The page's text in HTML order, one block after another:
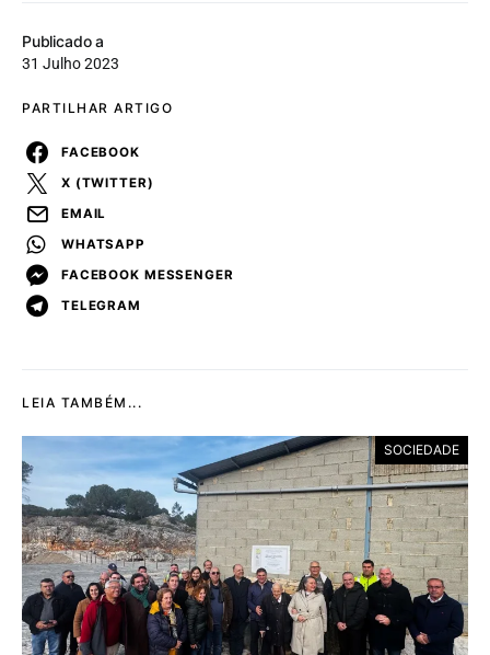
Publicado a
31 Julho 2023
PARTILHAR ARTIGO
FACEBOOK
X (TWITTER)
EMAIL
WHATSAPP
FACEBOOK MESSENGER
TELEGRAM
LEIA TAMBÉM...
SOCIEDADE